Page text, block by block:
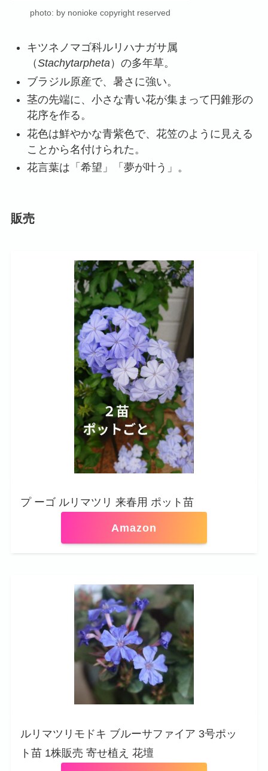
photo: by nonioke copyright reserved
キツネノマゴ科ルリハナガサ属
（Stachytarpheta）の多年草。
ブラジル原産で、暑さに強い。
茎の先端に、小さな青い花が集まって円錐形の
花序を作る。
花色は鮮やかな青紫色で、花笠のように見える
ことから名付けられた。
花言葉は「希望」「夢が叶う」。
販売
プ ーゴ ルリマツリ 来春用 ポット苗
Amazon
ルリマツリモドキ ブルーサファイア 3号ポッ
ト苗 1株販売 寄せ植え 花壇